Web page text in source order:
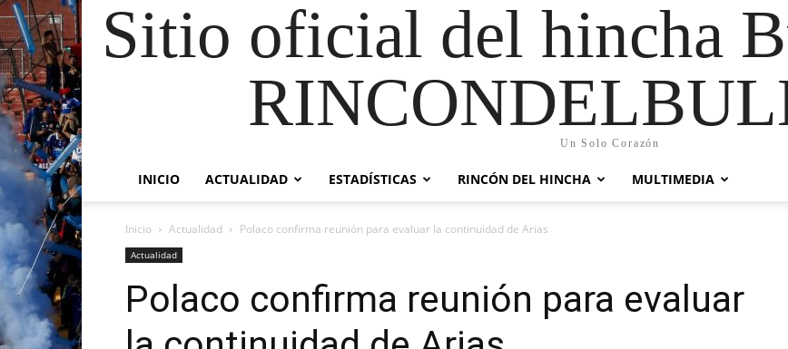
Sitio oficial del hincha
Un Solo Corazón
INICIO ACTUALIDAD ESTADÍSTICAS RINCÓN DEL HINCHA MULTIMEDIA
Inicio Actualidad Polaco confirma reunión para evaluar la continuidad de Arias
Actualidad
Polaco confirma reunión para evaluar